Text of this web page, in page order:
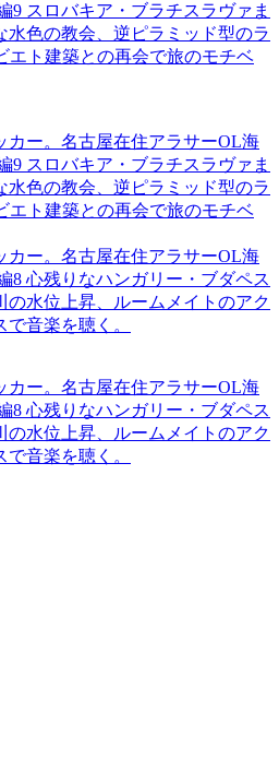
9 スロバキア・ブラチスラヴァま
水色の教会、逆ピラミッド型のラ
エト建築との再会で旅のモチベ
カー。名古屋在住アラサーOL海
9 スロバキア・ブラチスラヴァま
水色の教会、逆ピラミッド型のラ
エト建築との再会で旅のモチベ
カー。名古屋在住アラサーOL海
8 心残りなハンガリー・ブダペス
の水位上昇、ルームメイトのアク
音楽を聴く。
カー。名古屋在住アラサーOL海
8 心残りなハンガリー・ブダペス
の水位上昇、ルームメイトのアク
音楽を聴く。